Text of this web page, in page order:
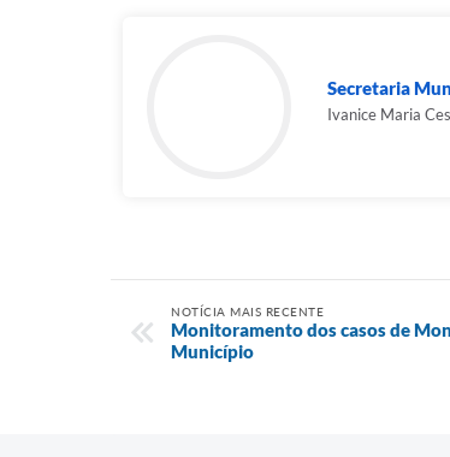
Secretaria
Ivanice Maria
NOTÍCIA MAIS RECENTE
Monitoramento dos casos de
Município